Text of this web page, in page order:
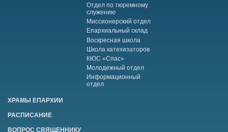
Отдел по тюремному
служению
Миссионерский отдел
Епархиальный склад
Воскресная школа
Школа катехизаторов
КЮС «Спас»
Молодежный отдел
Информационный
отдел
ХРАМЫ ЕПАРХИИ
РАСПИСАНИЕ
ВОПРОС СВЯЩЕННИКУ